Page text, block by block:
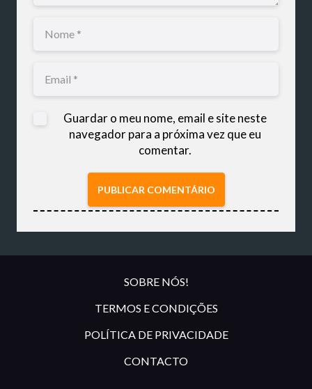
Guardar o meu nome, email e site neste
navegador para a próxima vez que eu
comentar.
PUBLICAR COMENTÁRIO
SOBRE NÓS!
TERMOS E CONDIÇÕES
POLÍTICA DE PRIVACIDADE
CONTACTO